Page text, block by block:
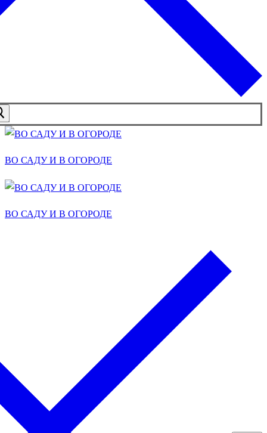
ВО САДУ И В ОГОРОДЕ
ВО САДУ И В ОГОРОДЕ